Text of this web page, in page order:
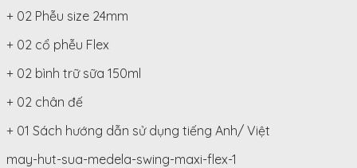
+ 02 Phễu size 24mm
+ 02 cổ phễu Flex
+ 02 bình trữ sữa 150ml
+ 02 chân đế
+ 01 Sách hướng dẫn sử dụng tiếng Anh/ Việt
may-hut-sua-medela-swing-maxi-flex-1